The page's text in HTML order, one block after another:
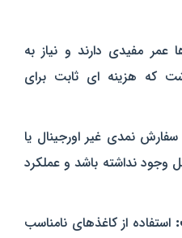
عمر مفیدی دارند و نیاز به
که هزینه‌ ای ثابت برای
نمدی غیر اورجینال یا
وجود نداشته باشد و عملکرد
استفاده از کاغذهای نامناسب